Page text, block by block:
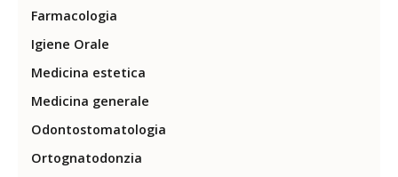
Farmacologia
Igiene Orale
Medicina estetica
Medicina generale
Odontostomatologia
Ortognatodonzia